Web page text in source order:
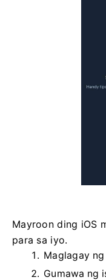
Mayroon ding iOS
para sa iyo.
Maglagay
Gumawa ng